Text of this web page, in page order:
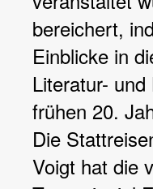
bereichert,
Einblicke in
Literatur-
frühen 20.
Die
Voigt hat die